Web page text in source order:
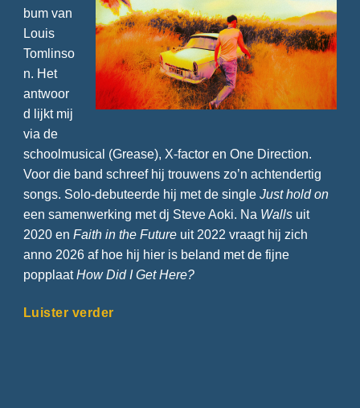
bum van
Louis
Tomlinso
n. Het
antwoor
d lijkt mij
via de
schoolmusical (Grease), X-factor en One Direction.
Voor die band schreef hij trouwens zo’n achtendertig
songs. Solo-debuteerde hij met de single Just hold on
een samenwerking met dj Steve Aoki. Na Walls uit
2020 en Faith in the Future uit 2022 vraagt hij zich
anno 2026 af hoe hij hier is beland met de fijne
popplaatHow Did I Get Here?
Luister verder